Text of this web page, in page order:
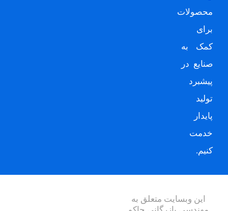
محصولات
برای
کمک به
صنایع در
پیشبرد
تولید
پایدار
خدمت
کنیم.
این وبسایت متعلق به